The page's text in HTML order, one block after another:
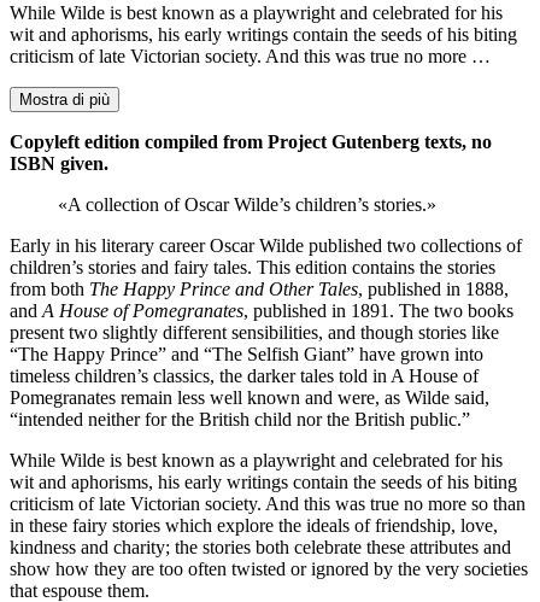
While Wilde is best known as a playwright and celebrated for his
wit and aphorisms, his early writings contain the seeds of his biting
criticism of late Victorian society. And this was true no more …
Mostra di più
Copyleft edition compiled from Project Gutenberg texts, no
ISBN given.
«A collection of Oscar Wilde’s children’s stories.»
Early in his literary career Oscar Wilde published two collections of
children’s stories and fairy tales. This edition contains the stories
from both The Happy Prince and Other Tales, published in 1888,
and A House of Pomegranates, published in 1891. The two books
present two slightly different sensibilities, and though stories like
“The Happy Prince” and “The Selfish Giant” have grown into
timeless children’s classics, the darker tales told in A House of
Pomegranates remain less well known and were, as Wilde said,
“intended neither for the British child nor the British public.”
While Wilde is best known as a playwright and celebrated for his
wit and aphorisms, his early writings contain the seeds of his biting
criticism of late Victorian society. And this was true no more so than
in these fairy stories which explore the ideals of friendship, love,
kindness and charity; the stories both celebrate these attributes and
show how they are too often twisted or ignored by the very societies
that espouse them.